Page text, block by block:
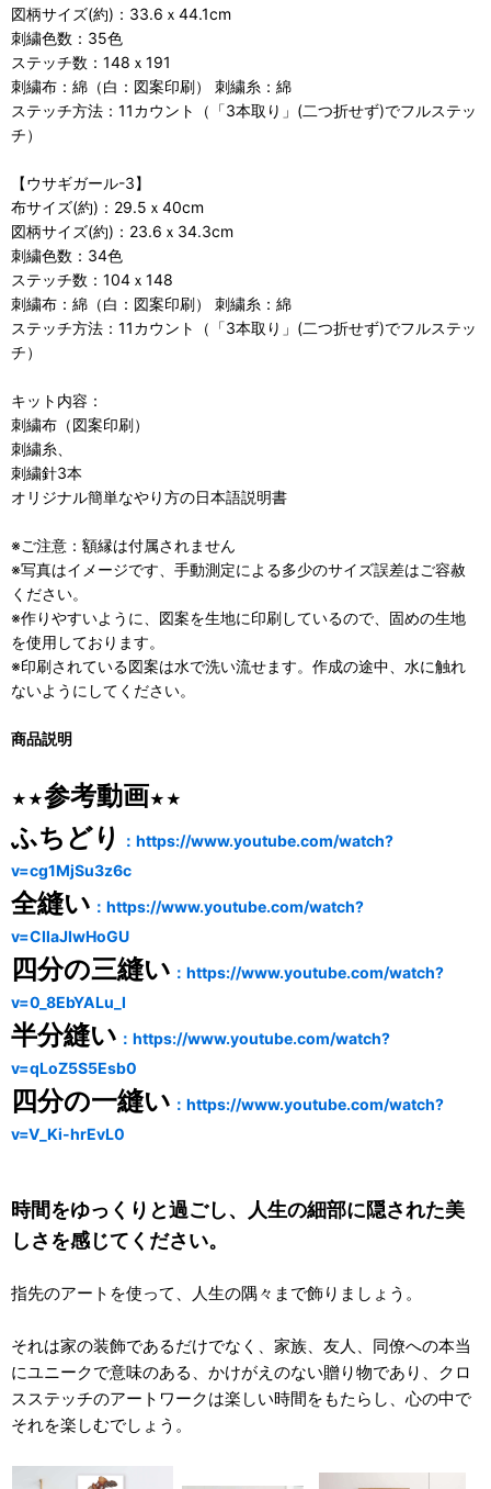
図柄サイズ(約)：33.6ｘ44.1cm
刺繍色数：35色
ステッチ数：148ｘ191
刺繍布：綿（白：図案印刷） 刺繍糸：綿
ステッチ方法：11カウント（「3本取り」(二つ折せず)でフルステッ
チ）
【ウサギガール-3】
布サイズ(約)：29.5ｘ40cm
図柄サイズ(約)：23.6ｘ34.3cm
刺繍色数：34色
ステッチ数：104ｘ148
刺繍布：綿（白：図案印刷） 刺繍糸：綿
ステッチ方法：11カウント（「3本取り」(二つ折せず)でフルステッ
チ）
キット内容：
刺繍布（図案印刷）
刺繍糸、
刺繍針3本
オリジナル簡単なやり方の日本語説明書
※ご注意：額縁は付属されません
※写真はイメージです、手動測定による多少のサイズ誤差はご容赦
ください。
※作りやすいように、図案を生地に印刷しているので、固めの生地
を使用しております。
※印刷されている図案は水で洗い流せます。作成の途中、水に触れ
ないようにしてください。
商品説明
★★参考動画★★
ふちどり
：https://www.youtube.com/watch?
v=cg1MjSu3z6c
全縫い ：https://www.youtube.com/watch?
v=CIlaJIwHoGU
四分の三縫い ：https://www.youtube.com/watch?
v=0_8EbYALu_I
半分縫い ：https://www.youtube.com/watch?
v=qLoZ5S5Esb0
四分の一縫い ：https://www.youtube.com/watch?
v=V_Ki-hrEvL0
時間をゆっくりと過ごし、人生の細部に隠された美
しさを感じてください。
指先のアートを使って、人生の隅々まで飾りましょう。
それは家の装飾であるだけでなく、家族、友人、同僚への本当
にユニークで意味のある、かけがえのない贈り物であり、クロ
スステッチのアートワークは楽しい時間をもたらし、心の中で
それを楽しむでしょう。